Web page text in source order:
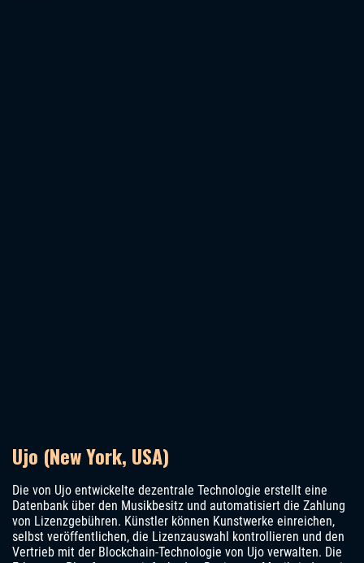
Ujo (New York, USA)
Die von Ujo entwickelte dezentrale Technologie erstellt eine
Datenbank über den Musikbesitz und automatisiert die Zahlung
von Lizenzgebühren. Künstler können Kunstwerke einreichen,
selbst veröffentlichen, die Lizenzauswahl kontrollieren und den
Vertrieb mit der Blockchain-Technologie von Ujo verwalten. Die